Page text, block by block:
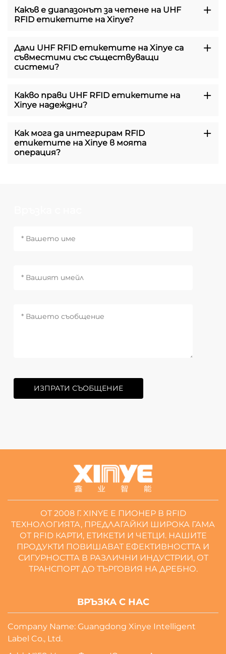
Какъв е диапазонът за четене на UHF
RFID етикетите на Xinye?
Дали UHF RFID етикетите на Xinye са
съвместими със съществуващи
системи?
Какво прави UHF RFID етикетите на
Xinye надеждни?
Как мога да интегрирам RFID
етикетите на Xinye в моята
операция?
ИЗПРАТИ СЪОБЩЕНИЕ
ОТ 2008 Г. XINYE Е ПИОНЕР В RFID
ТЕХНОЛОГИЯТА, ПРЕДЛАГАЙКИ ШИРОКА ГАМА
ОТ RFID КАРТИ, ЕТИКЕТИ И ЧЕТЦИ. НАШИТЕ
ПРОДУКТИ ПОВИШАВАТ ЕФЕКТИВНОСТТА И
СИГУРНОСТТА В РАЗЛИЧНИ ИНДУСТРИИ, ОТ
ТРАНСПОРТ ДО ТЪРГОВИЯ НА ДРЕБНО.
ВРЪЗКА С НАС
Company Name: Guangdong Xinye Intelligent
Label Co., Ltd.